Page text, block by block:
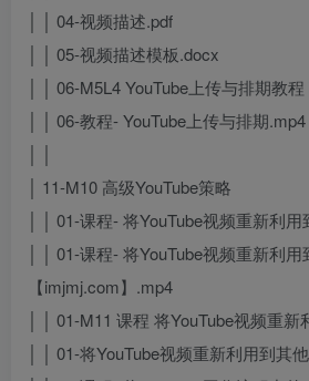
│ │ 04-视频描述.pdf
│ │ 05-视频描述模板.docx
│ │ 06-M5L4 YouTube上传与排期教
│ │ 06-教程- YouTube上传与排期.mp4
│ 11-M10 高级YouTube策略
│ │ 01-课程- 将YouTube视频重新利
│ │ 01-课程- 将YouTube视频重新利
【imjmj.com】.mp4
│ │ 01-M11 课程 将YouTube视频重
│ │ 01-将YouTube视频重新利用到其